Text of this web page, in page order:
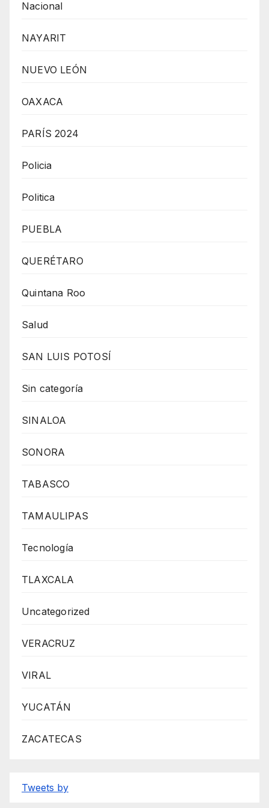
Nacional
NAYARIT
NUEVO LEÓN
OAXACA
PARÍS 2024
Policia
Politica
PUEBLA
QUERÉTARO
Quintana Roo
Salud
SAN LUIS POTOSÍ
Sin categoría
SINALOA
SONORA
TABASCO
TAMAULIPAS
Tecnología
TLAXCALA
Uncategorized
VERACRUZ
VIRAL
YUCATÁN
ZACATECAS
Tweets by